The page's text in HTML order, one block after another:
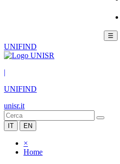
☰
UNIFIND
|
UNIFIND
unisr.it
IT EN
×
Home